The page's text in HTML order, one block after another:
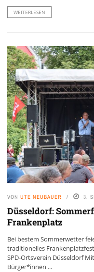
WEITERLESEN
VON UTE NEUBAUER 3.
Düsseldorf:
Frankenplatz
Bei bestem Sommerwetter
traditionelles
SPD-Ortsverein Düsseldorf
Bürger*innen ...